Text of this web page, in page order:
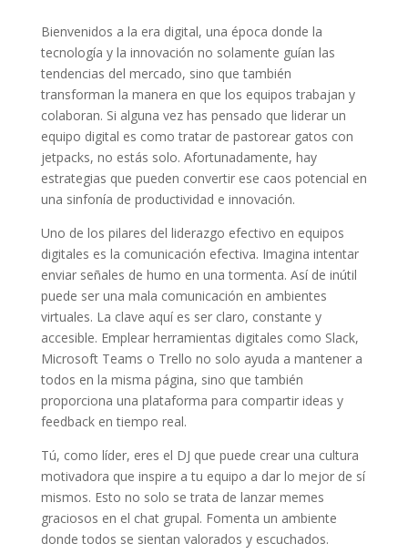
Bienvenidos a la era digital, una época donde la
tecnología y la innovación no solamente guían las
tendencias del mercado, sino que también
transforman la manera en que los equipos trabajan y
colaboran. Si alguna vez has pensado que liderar un
equipo digital es como tratar de pastorear gatos con
jetpacks, no estás solo. Afortunadamente, hay
estrategias que pueden convertir ese caos potencial en
una sinfonía de productividad e innovación.
Uno de los pilares del liderazgo efectivo en equipos
digitales es la comunicación efectiva. Imagina intentar
enviar señales de humo en una tormenta. Así de inútil
puede ser una mala comunicación en ambientes
virtuales. La clave aquí es ser claro, constante y
accesible. Emplear herramientas digitales como Slack,
Microsoft Teams o Trello no solo ayuda a mantener a
todos en la misma página, sino que también
proporciona una plataforma para compartir ideas y
feedback en tiempo real.
Tú, como líder, eres el DJ que puede crear una cultura
motivadora que inspire a tu equipo a dar lo mejor de sí
mismos. Esto no solo se trata de lanzar memes
graciosos en el chat grupal. Fomenta un ambiente
donde todos se sientan valorados y escuchados.